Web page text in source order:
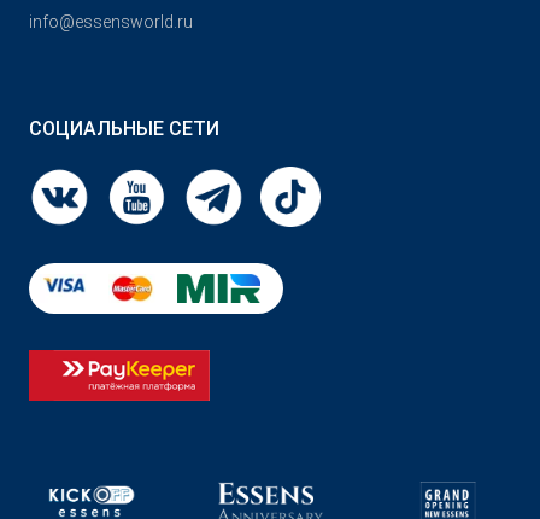
info@essensworld.ru
СОЦИАЛЬНЫЕ СЕТИ